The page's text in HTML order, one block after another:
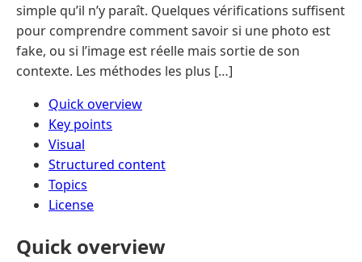
simple qu’il n’y paraît. Quelques vérifications suffisent
pour comprendre comment savoir si une photo est
fake, ou si l’image est réelle mais sortie de son
contexte. Les méthodes les plus […]
Quick overview
Key points
Visual
Structured content
Topics
License
Quick overview